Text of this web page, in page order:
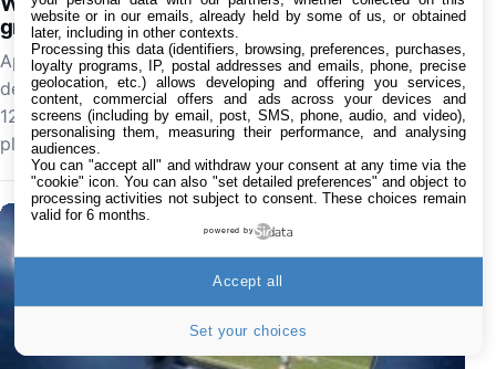
gratuites au cinéma pour le final de la saison 1
Apple TV veut prolonger le succès de Widow's Bay au-
delà du streaming. Le service de streaming organise le
12 août 2026 des projections gratuites dans
plusieurs…
website or in our emails, already held by some of us, or obtained
later, including in other contexts.
Processing this data (identifiers, browsing, preferences, purchases,
loyalty programs, IP, postal addresses and emails, phone, precise
geolocation, etc.) allows developing and offering you services,
content, commercial offers and ads across your devices and
screens (including by email, post, SMS, phone, audio, and video),
personalising them, measuring their performance, and analysing
audiences.
You can "accept all" and withdraw your consent at any time via the
"cookie" icon. You can also "set detailed preferences" and object to
processing activities not subject to consent. These choices remain
valid for 6 months.
powered by
Set your choices
Accept all